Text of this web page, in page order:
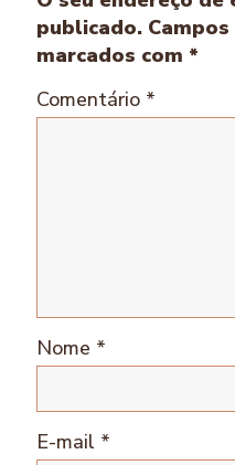
publicado.
marcados com *
Comentário *
Nome *
E-mail *